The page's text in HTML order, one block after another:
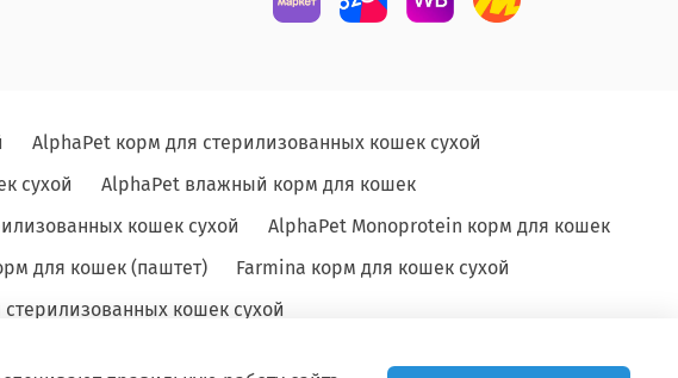
AlphaPet корм для стерилизованных кошек сухой
сухой
AlphaPet влажный корм для кошек
кошек сухой
AlphaPet Monoprotein корм для кошек
для кошек (паштет)
Farmina корм для кошек сухой
кошек сухой